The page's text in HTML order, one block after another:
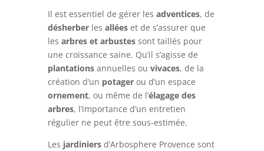
Il est essentiel de gérer les adventices, de
désherberles alléeset de s’assurer que
les arbres et arbustessont taillés pour
une croissance saine. Qu’il s’agisse de
plantationsannuelles ou vivaces, de la
création d’un potagerou d’un espace
ornement, ou même de l’élagage des
arbres, l’importance d’un entretien
régulier ne peut être sous-estimée.
Les jardiniersd’Arbosphere Provence sont